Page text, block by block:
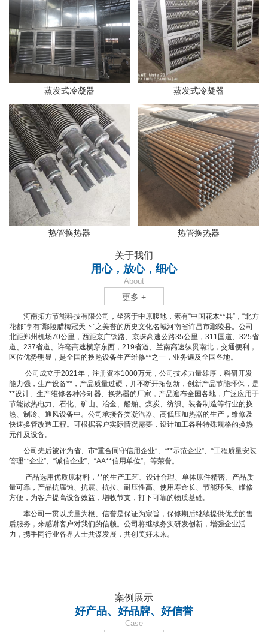
蒸发式冷凝器 蒸发式冷凝器
热管换热器 热管换热器
关于我们
用心，放心，细心
About
更多 +
河南拓方节能科技有限公司，坐落于中原腹地，素有“中国花木**县”，“北方
花都”享有“鄢陵腊梅冠天下”之美誉的历史文化名城河南省许昌市鄢陵县。公司
北距郑州机场70公里，西距京广铁路、京珠高速公路35公里，311国道、325省
道、237省道、许亳高速横穿东西，219省道、兰南高速纵贯南北，交通便利，
区位优势明显，是全国的换热设备生产维修**之一，业务遍及全国各地。
公司成立于2021年，注册资本1000万元，公司技术力量雄厚，科研开发
能力强，生产设备**，产品质量过硬，并不断开拓创新，创新产品节能环保，是
**设计、生产维修各种冷却器、换热器的厂家，产品遍布全国各地，广泛应用于
节能散热电力、石化、矿山、冶金、船舶、煤炭、纺织、装备制造等行业的换
热、制冷、通风设备中。公司承接各类凝汽器、高低压加热器的生产，维修及
快速换管改造工程。可根据客户实际情况需要，设计加工各种特殊规格的换热
元件及设备。
公司先后被评为省、市“重合同守信用企业”、“**示范企业”、“工程质量安装
管理**企业”、“诚信企业”、“AA**信用单位”。等荣誉。
产品选用优质原材料，**的生产工艺、设计合理、单体原件精密、产品质
量可靠，产品抗腐蚀、抗震、抗拉、耐压性高、使用寿命长、节能环保、维修
方便，为客户提高设备效益，增收节支，打下可靠的物质基础。
本公司一贯以质量为根、信誉是保证为宗旨，保修期后继续提供优质的售
后服务，来感谢客户对我们的信赖。公司将继续务实研发创新，增强企业活
力，携手同行业各界人士共谋发展，共创美好未来。
案例展示
好产品、好品牌、好信誉
Case